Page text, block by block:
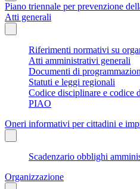
Piano triennale per prevenzione
Atti generali
Riferimenti normativi su
Atti amministrativi generali
Documenti di
Statuti e leggi regionali
Codice disciplinare e codice
PIAO
Oneri informativi per cittadini e
Scadenzario obblighi
Organizzazione